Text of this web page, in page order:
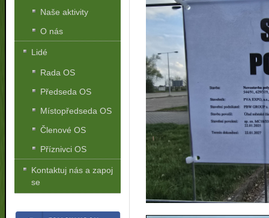
Naše aktivity
O nás
Lidé
Rada OS
Předseda OS
Místopředseda OS
Členové OS
Příznivci OS
Kontaktuj nás a zapoj
se